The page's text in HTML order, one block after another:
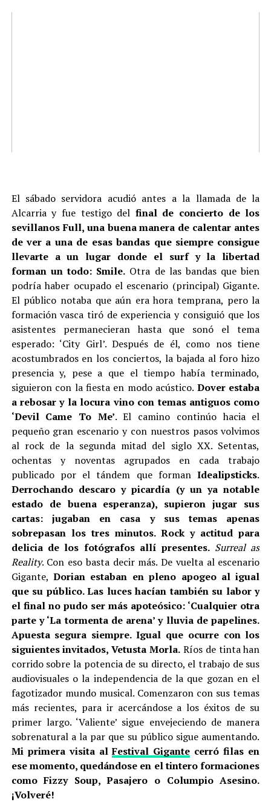
El sábado servidora acudió antes a la llamada de la
Alcarria y fue testigo del final de concierto de los
sevillanos Full, una buena manera de calentar antes
de ver a una de esas bandas que siempre consigue
llevarte a un lugar donde el surf y la libertad
forman un todo: Smile. Otra de las bandas que bien
podría haber ocupado el escenario (principal) Gigante.
El público notaba que aún era hora temprana, pero la
formación vasca tiró de experiencia y consiguió que los
asistentes permanecieran hasta que sonó el tema
esperado: ‘City Girl’. Después de él, como nos tiene
acostumbrados en los conciertos, la bajada al foro hizo
presencia y, pese a que el tiempo había terminado,
siguieron con la fiesta en modo acústico. Dover estaba
a rebosar y la locura vino con temas antiguos como
‘Devil Came To Me’. El camino continúo hacia el
pequeño gran escenario y con nuestros pasos volvimos
al rock de la segunda mitad del siglo XX. Setentas,
ochentas y noventas agrupados en cada trabajo
publicado por el tándem que forman Idealipsticks.
Derrochando descaro y picardía (y un ya notable
estado de buena esperanza), supieron jugar sus
cartas: jugaban en casa y sus temas apenas
sobrepasan los tres minutos. Rock y actitud para
delicia de los fotógrafos allí presentes. Surreal as
Reality. Con eso basta decir más. De vuelta al escenario
Gigante,Dorian estaban en pleno apogeo al igual
que su público. Las luces hacían también su labor y
el final no pudo ser más apoteósico: ‘Cualquier otra
parte y ‘La tormenta de arena’ y lluvia de papelines.
Apuesta segura siempre. Igual que ocurre con los
siguientes invitados, Vetusta Morla. Ríos de tinta han
corrido sobre la potencia de su directo, el trabajo de sus
audiovisuales o la independencia de la que gozan en el
fagotizador mundo musical. Comenzaron con sus temas
más recientes, para ir acercándose a los éxitos de su
primer largo. ‘Valiente’ sigue envejeciendo de manera
sobrenatural a la par que su público sigue aumentando.
Mi primera visita alFestival Gigante cerró filas en
ese momento, quedándose en el tintero formaciones
como Fizzy Soup, Pasajero o Columpio Asesino.
¡Volveré!